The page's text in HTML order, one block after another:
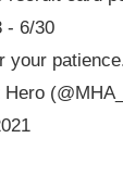
- 6/30
your